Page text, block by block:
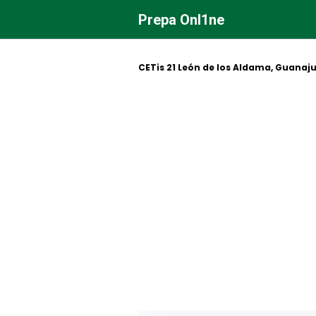
contenido
Prepa Onl1ne
CETis 21 León de los Aldama,